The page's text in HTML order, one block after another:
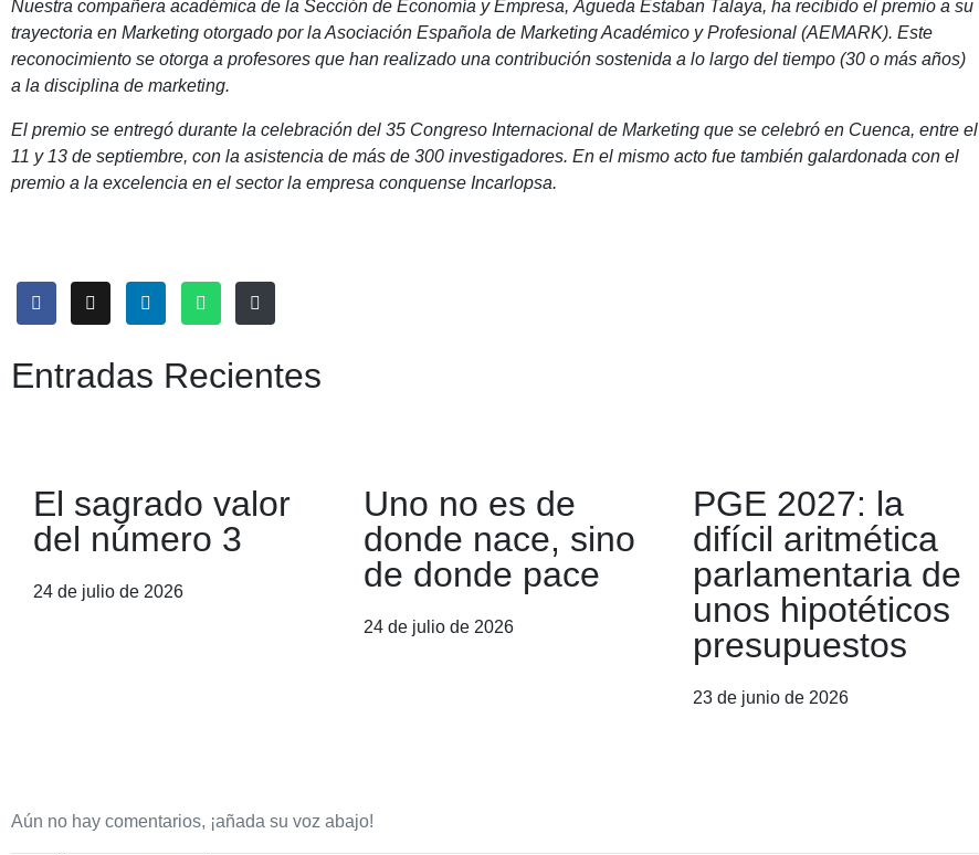
Nuestra compañera académica de la Sección de Economía y Empresa, Águeda Estaban Talaya, ha recibido el premio a su
trayectoria en Marketing otorgado por la Asociación Española de Marketing Académico y Profesional (AEMARK). Este
reconocimiento se otorga a profesores que han realizado una contribución sostenida a lo largo del tiempo (30 o más años)
a la disciplina de marketing.
El premio se entregó durante la celebración del 35 Congreso Internacional de Marketing que se celebró en Cuenca, entre el
11 y 13 de septiembre, con la asistencia de más de 300 investigadores. En el mismo acto fue también galardonada con el
premio a la excelencia en el sector la empresa conquense Incarlopsa.
Entradas Recientes
El sagrado valor
del número 3
24 de julio de 2026
Uno no es de
donde nace, sino
de donde pace
24 de julio de 2026
PGE 2027: la
difícil aritmética
parlamentaria de
unos hipotéticos
presupuestos
23 de junio de 2026
Aún no hay comentarios, ¡añada su voz abajo!